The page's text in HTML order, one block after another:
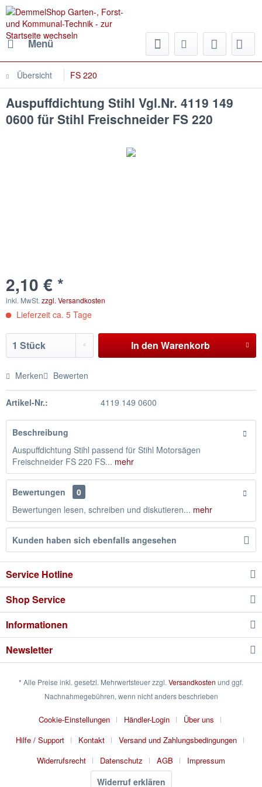
Menü
Übersicht FS 220
Auspuffdichtung Stihl Vgl.Nr. 4119 149
0600 für Stihl Freischneider FS 220
2,10 € *
inkl. MwSt. zzgl. Versandkosten
Lieferzeit ca. 5 Tage
In den Warenkorb
Merken Bewerten
Artikel-Nr.: 4119 149 0600
Beschreibung
Auspuffdichtung Stihl passend für Stihl Motorsägen
Freischneider FS 220 FS... mehr
Bewertungen
0
Bewertungen lesen, schreiben und diskutieren... mehr
Kunden haben sich ebenfalls angesehen
Service Hotline
Shop Service
Informationen
Newsletter
* Alle Preise inkl. gesetzl. Mehrwertsteuer zzgl. Versandkosten und ggf.
Nachnahmegebühren, wenn nicht anders beschrieben
Cookie-Einstellungen Händler-Login
Über uns
Hilfe / Support
Kontakt
Versand und Zahlungsbedingungen
Widerrufsrecht
Datenschutz AGB Impressum
Widerruf erklären